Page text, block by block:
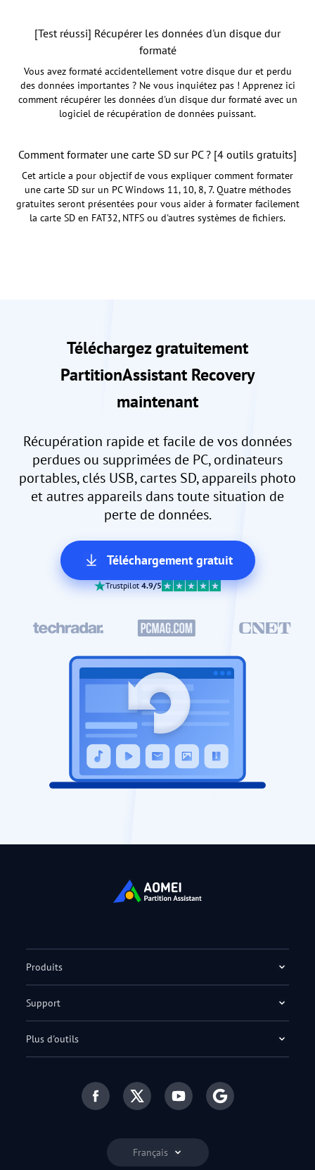
[Test réussi] Récupérer les données d'un disque dur
formaté
Vous avez formaté accidentellement votre disque dur et perdu
des données importantes ? Ne vous inquiétez pas ! Apprenez ici
comment récupérer les données d'un disque dur formaté avec un
logiciel de récupération de données puissant.
Comment formater une carte SD sur PC ? [4 outils gratuits]
Cet article a pour objectif de vous expliquer comment formater
une carte SD sur un PC Windows 11, 10, 8, 7. Quatre méthodes
gratuites seront présentées pour vous aider à formater facilement
la carte SD en FAT32, NTFS ou d'autres systèmes de fichiers.
Téléchargez gratuitement
PartitionAssistant Recovery
maintenant
Récupération rapide et facile de vos données
perdues ou supprimées de PC, ordinateurs
portables, clés USB, cartes SD, appareils photo
et autres appareils dans toute situation de
perte de données.
Téléchargement gratuit
Trustpilot4.9/5
Français
Produits
Support
Plus d'outils